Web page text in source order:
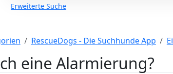
Erweiterte Suche
RescueDogs - Die Suchhunde App
eine Alarmierung?